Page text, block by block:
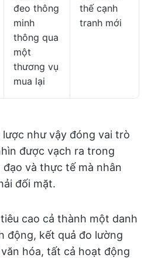
đeo thông
minh
thông qua
một
thương vụ
mua lại
thế cạnh
tranh mới
lược như vậy đóng vai trò
được vạch ra trong
và thực tế mà nhân
đối mặt.
cao cả thành một danh
động, kết quả đo lường
hóa, tất cả hoạt động